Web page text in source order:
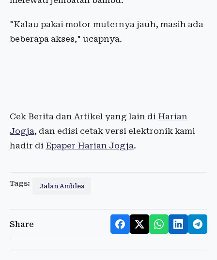
"Kalau pakai motor muternya jauh, masih ada
beberapa akses," ucapnya.
Cek Berita dan Artikel yang lain di Harian
Jogja, dan edisi cetak versi elektronik kami
hadir di Epaper Harian Jogja.
Tags: Jalan Ambles
Share